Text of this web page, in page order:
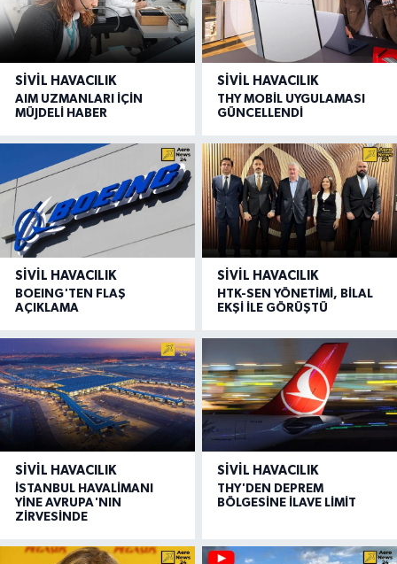
SIVIL HAVACILIK
AIM UZMANLARI İÇİN
MÜJDELİ HABER
SIVIL HAVACILIK
THY MOBİL UYGULAMASI
GÜNCELLENDİ
SIVIL HAVACILIK
BOEING'TEN FLAŞ
AÇIKLAMA
SIVIL HAVACILIK
HTK-SEN YÖNETİMİ, BİLAL
EKŞİ İLE GÖRÜŞTÜ
SIVIL HAVACILIK
İSTANBUL HAVALİMANI
YİNE AVRUPA'NIN
ZİRVESİNDE
SIVIL HAVACILIK
THY'DEN DEPREM
BÖLGESİNE İLAVE LİMİT